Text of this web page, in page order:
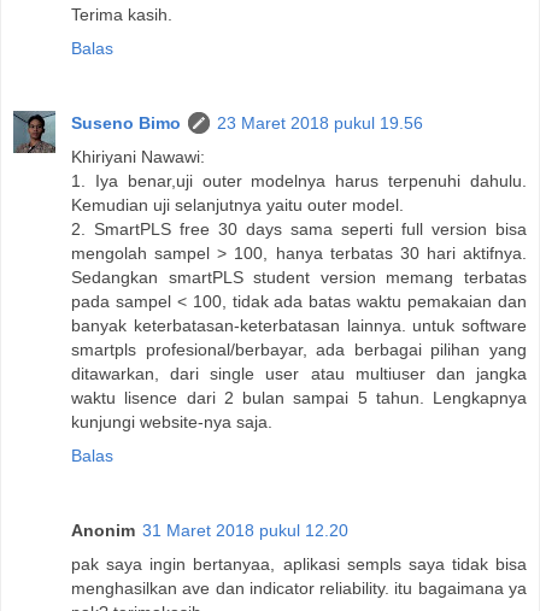
Terima kasih.
Balas
Suseno Bimo
23 Maret 2018 pukul 19.56
Khiriyani Nawawi:
1. Iya benar,uji outer modelnya harus terpenuhi dahulu.
Kemudian uji selanjutnya yaitu outer model.
2. SmartPLS free 30 days sama seperti full version bisa
mengolah sampel > 100, hanya terbatas 30 hari aktifnya.
Sedangkan smartPLS student version memang terbatas
pada sampel < 100, tidak ada batas waktu pemakaian dan
banyak keterbatasan-keterbatasan lainnya. untuk software
smartpls profesional/berbayar, ada berbagai pilihan yang
ditawarkan, dari single user atau multiuser dan jangka
waktu lisence dari 2 bulan sampai 5 tahun. Lengkapnya
kunjungi website-nya saja.
Balas
Anonim 31 Maret 2018 pukul 12.20
pak saya ingin bertanyaa, aplikasi sempls saya tidak bisa
menghasilkan ave dan indicator reliability. itu bagaimana ya